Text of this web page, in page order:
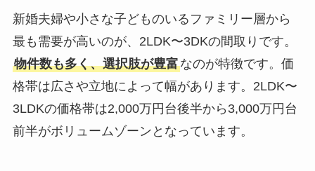
新婚夫婦や小さな子どものいるファミリー層から
最も需要が高いのが、2LDK〜3DKの間取りです。
物件数も多く、選択肢が豊富なのが特徴です。価
格帯は広さや立地によって幅があります。2LDK〜
3LDKの価格帯は2,000万円台後半から3,000万円台
前半がボリュームゾーンとなっています。